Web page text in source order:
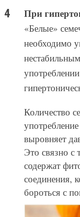
При
«Белые»
необходимо
Количество
выровняет
Это связно с
содержат
соединения,
бороться с